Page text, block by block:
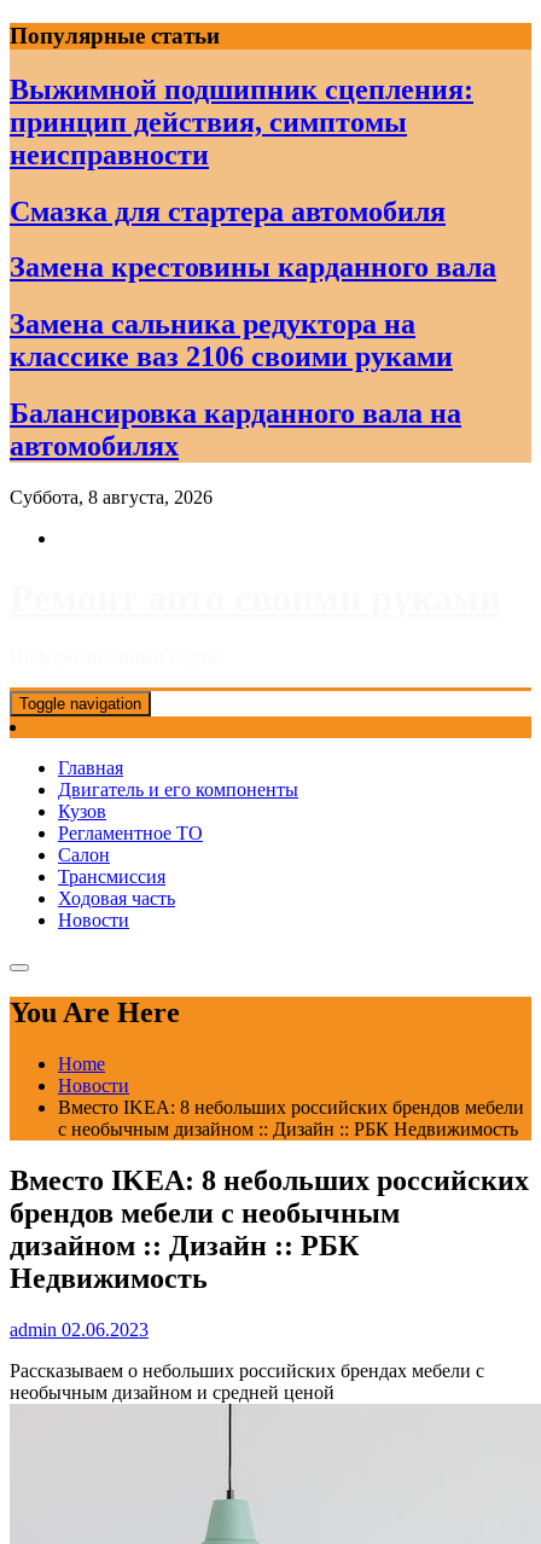
Skip
to
content
Популярные статьи
Выжимной подшипник сцепления:
принцип действия, симптомы
неисправности
Смазка для стартера автомобиля
Замена крестовины карданного вала
Замена сальника редуктора на
классике ваз 2106 своими руками
Балансировка карданного вала на
автомобилях
Суббота, 8 августа, 2026
Toggle navigation
Главная
Двигатель и его компоненты
Кузов
Регламентное ТО
Салон
Трансмиссия
Ходовая часть
Новости
You Are Here
Home
Новости
Вместо IKEA: 8 небольших российских брендов мебели
с необычным дизайном :: Дизайн :: РБК Недвижимость
Вместо IKEA: 8 небольших российских
брендов мебели с необычным
дизайном :: Дизайн :: РБК
Недвижимость
admin 02.06.2023
Рассказываем о небольших российских брендах мебели с
необычным дизайном и средней ценой